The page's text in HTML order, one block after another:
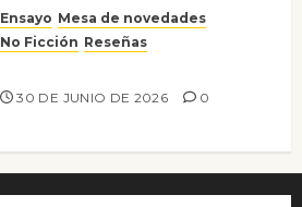
Ensayo Mesa de novedades
No Ficción Reseñas
30 DE JUNIO DE 2026 0